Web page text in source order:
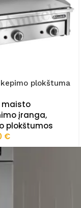
plokštuma
maisto
įranga,
plokštumos
€